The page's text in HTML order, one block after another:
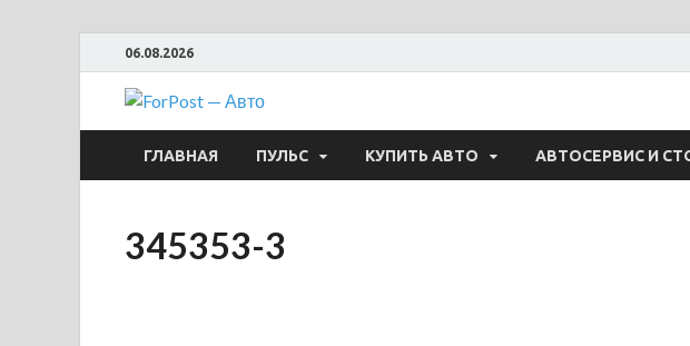
06.08.2026
ForPost — Авто
ГЛАВНАЯ ПУЛЬС КУПИТЬ АВТО АВТОСЕРВИС И
345353-3